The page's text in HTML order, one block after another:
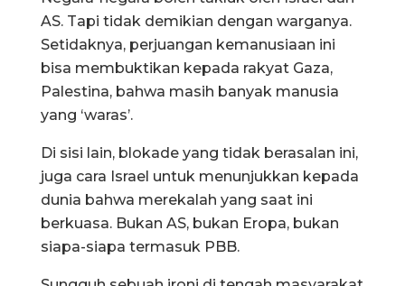
AS. Tapi tidak demikian dengan warganya.
Setidaknya, perjuangan kemanusiaan ini
bisa membuktikan kepada rakyat Gaza,
Palestina, bahwa masih banyak manusia
yang ‘waras’.
Di sisi lain, blokade yang tidak berasalan ini,
juga cara Israel untuk menunjukkan kepada
dunia bahwa merekalah yang saat ini
berkuasa. Bukan AS, bukan Eropa, bukan
siapa-siapa termasuk PBB.